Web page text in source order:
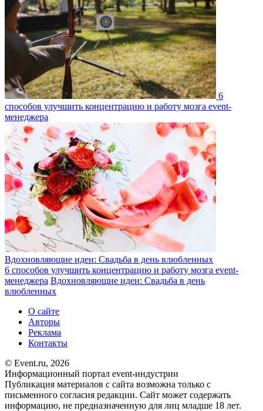
6
способов улучшить концентрацию и работу мозга event-
менеджера
Вдохновляющие идеи: Свадьба в день влюбленных
6 способов улучшить концентрацию и работу мозга event-
менеджера Вдохновляющие идеи: Свадьба в день
влюбленных
О сайте
Авторы
Реклама
Контакты
© Event.ru, 2026
Информационный портал event-индустрии
Публикация материалов с сайта возможна только с
письменного согласия редакции. Сайт может содержать
информацию, не предназначенную для лиц младше 18 лет.